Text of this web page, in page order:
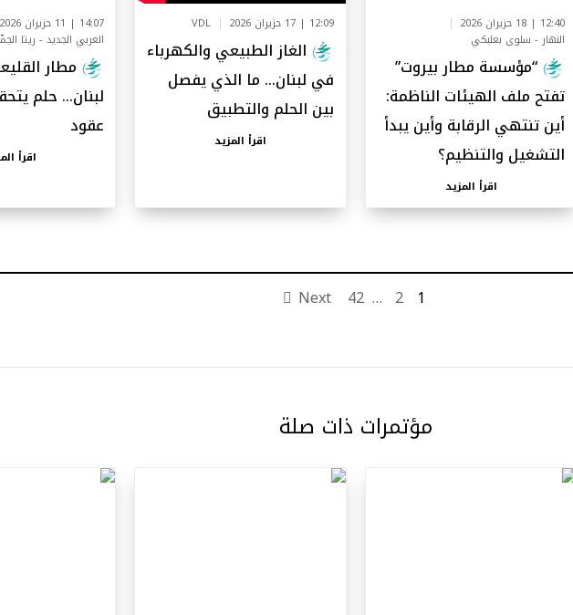
12:40 | 18 حزيران 2026
النهار - سلوى بعلبكي
“مؤسسة مطار بيروت”
تفتح ملف الهيئات الناظمة:
أين تنتهي الرقابة وأين يبدأ
التشغيل والتنظيم؟
اقرأ المزيد
12:09 | 17 حزيران 2026 VDL
الغاز الطبيعي والكهرباء
في لبنان… ما الذي يفصل
بين الحلم والتطبيق
اقرأ المزيد
14:07 | 11 حزيران 2026
العربي الجديد - ريتا
مطار
لبنان… حلم
عقود
اقرأ
1
2
…
42
Next
مؤتمرات ذات صلة